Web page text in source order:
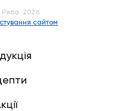
2026
сайтом